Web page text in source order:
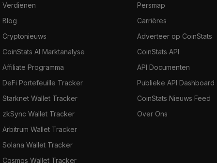
Verdienen
Blog
Cryptonieuws
CoinStats AI Marktanalyse
Affiliate Programma
DeFi Portefeuille Tracker
Starknet Wallet Tracker
zkSync Wallet Tracker
Arbitrum Wallet Tracker
Solana Wallet Tracker
Cosmos Wallet Tracker
Persmap
Carrières
Adverteer op CoinStats
CoinStats API
API Documenten
Publieke API Dashboard
CoinStats Nieuws Feed
Over Ons